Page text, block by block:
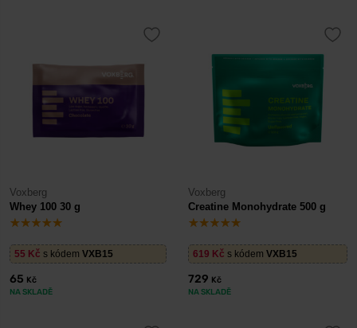
Voxberg
Whey 100 30 g
55 Kč s kódem VXB15
65 Kč
NA SKLADĚ
Voxberg
Creatine Monohydrate 500 g
619 Kč s kódem VXB15
729 Kč
NA SKLADĚ